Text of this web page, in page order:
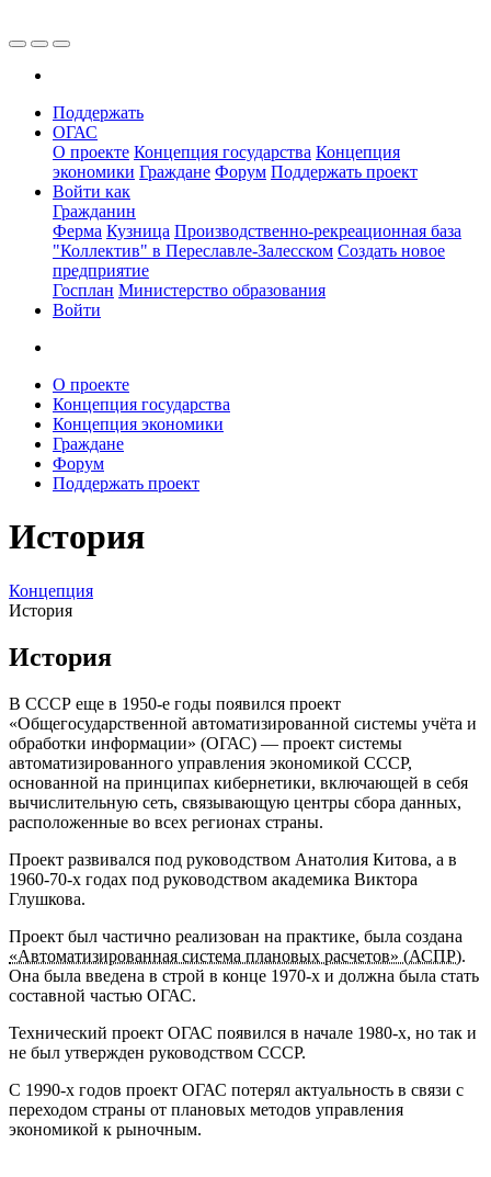
Поддержать
ОГАС
О проекте Концепция государства Концепция
экономики Граждане Форум Поддержать проект
Войти как
Гражданин
Ферма Кузница Производственно-рекреационная база
"Коллектив" в Переславле-Залесском Создать новое
предприятие
Госплан Министерство образования
Войти
О проекте
Концепция государства
Концепция экономики
Граждане
Форум
Поддержать проект
История
Концепция
История
История
В СССР еще в 1950-е годы появился проект
«Общегосударственной автоматизированной системы учёта и
обработки информации» (ОГАС) ― проект системы
автоматизированного управления экономикой СССР,
основанной на принципах кибернетики, включающей в себя
вычислительную сеть, связывающую центры сбора данных,
расположенные во всех регионах страны.
Проект развивался под руководством Анатолия Китова, а в
1960-70-х годах под руководством академика Виктора
Глушкова.
Проект был частично реализован на практике, была создана
«Автоматизированная система плановых расчетов» (АСПР).
Она была введена в строй в конце 1970‑х и должна была стать
составной частью ОГАС.
Технический проект ОГАС появился в начале 1980-х, но так и
не был утвержден руководством СССР.
С 1990-х годов проект ОГАС потерял актуальность в связи с
переходом страны от плановых методов управления
экономикой к рыночным.